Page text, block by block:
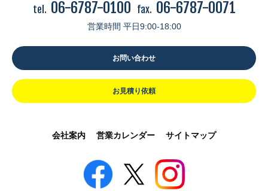
tel. 06-6787-0100 fax. 06-6787-0071
営業時間 平日9:00-18:00
お問い合わせ
お見積り依頼
会社案内 営業カレンダー サイトマップ